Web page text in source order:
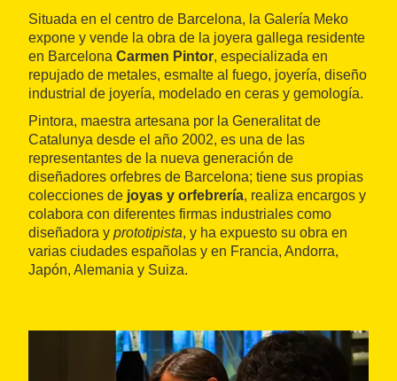
Situada en el centro de Barcelona, la Galería Meko
expone y vende la obra de la joyera gallega residente
en Barcelona Carmen Pintor, especializada en
repujado de metales, esmalte al fuego, joyería, diseño
industrial de joyería, modelado en ceras y gemología.
Pintora, maestra artesana por la Generalitat de
Catalunya desde el año 2002, es una de las
representantes de la nueva generación de
diseñadores orfebres de Barcelona; tiene sus propias
colecciones de joyas y orfebrería, realiza encargos y
colabora con diferentes firmas industriales como
diseñadora y prototipista, y ha expuesto su obra en
varias ciudades españolas y en Francia, Andorra,
Japón, Alemania y Suiza.